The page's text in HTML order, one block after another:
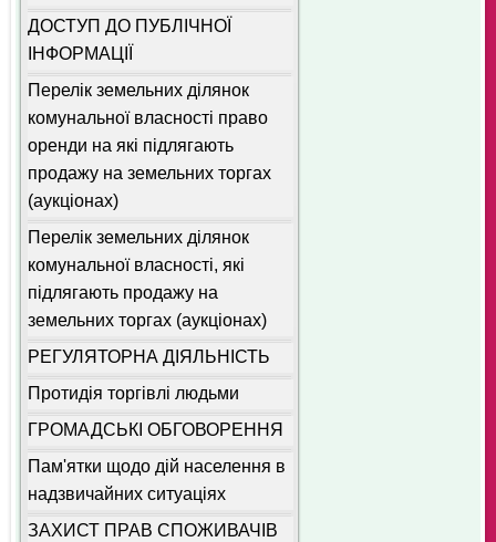
ДОСТУП ДО ПУБЛІЧНОЇ
ІНФОРМАЦІЇ
Перелік земельних ділянок
комунальної власності право
оренди на які підлягають
продажу на земельних торгах
(аукціонах)
Перелік земельних ділянок
комунальної власності, які
підлягають продажу на
земельних торгах (аукціонах)
РЕГУЛЯТОРНА ДІЯЛЬНІСТЬ
Протидія торгівлі людьми
ГРОМАДСЬКІ ОБГОВОРЕННЯ
Пам'ятки щодо дій населення в
надзвичайних ситуаціях
ЗАХИСТ ПРАВ СПОЖИВАЧІВ